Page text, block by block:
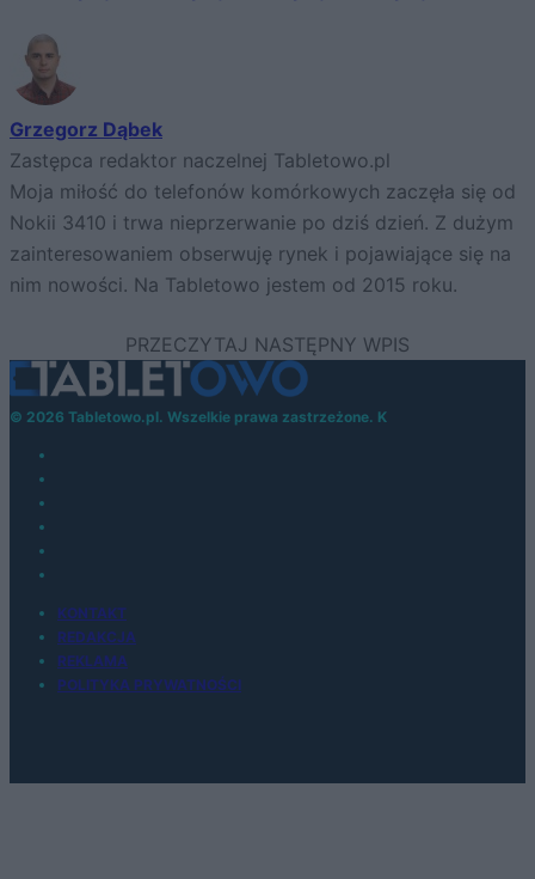
Grzegorz Dąbek
Zastępca redaktor naczelnej Tabletowo.pl
Moja miłość do telefonów komórkowych zaczęła się od
Nokii 3410 i trwa nieprzerwanie po dziś dzień. Z dużym
zainteresowaniem obserwuję rynek i pojawiające się na
nim nowości. Na Tabletowo jestem od 2015 roku.
© 2026 Tabletowo.pl. Wszelkie prawa zastrzeżone. K
KONTAKT
REDAKCJA
REKLAMA
POLITYKA PRYWATNOŚCI